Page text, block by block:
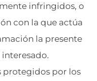
infringidos, o
con la que actúa
la presente
protegidos por los